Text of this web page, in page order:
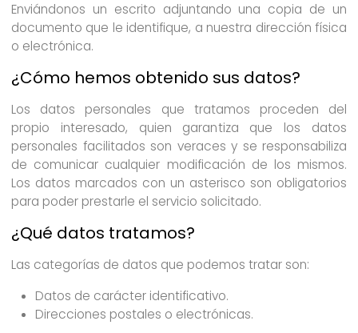
Enviándonos un escrito adjuntando una copia de un
documento que le identifique, a nuestra dirección física
o electrónica.
¿Cómo hemos obtenido sus datos?
Los datos personales que tratamos proceden del
propio interesado, quien garantiza que los datos
personales facilitados son veraces y se responsabiliza
de comunicar cualquier modificación de los mismos.
Los datos marcados con un asterisco son obligatorios
para poder prestarle el servicio solicitado.
¿Qué datos tratamos?
Las categorías de datos que podemos tratar son:
Datos de carácter identificativo.
Direcciones postales o electrónicas.